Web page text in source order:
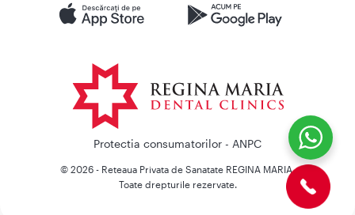
Protectia consumatorilor - ANPC
© 2026 - Reteaua Privata de Sanatate REGINA MARIA.
Toate drepturile rezervate.